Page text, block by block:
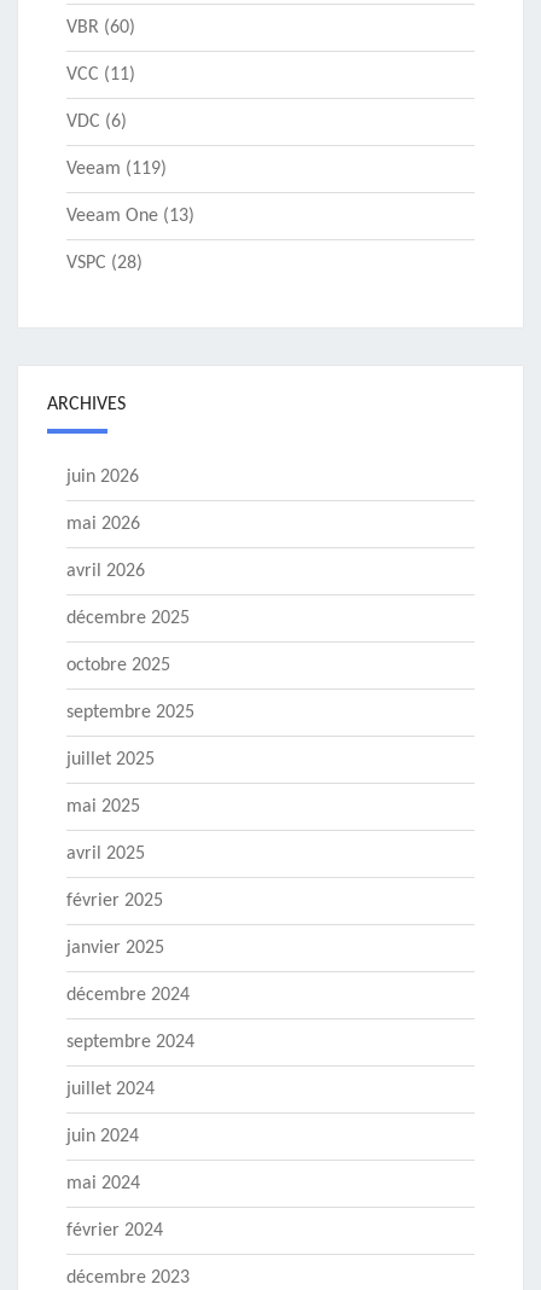
VBR (60)
VCC (11)
VDC (6)
Veeam (119)
Veeam One (13)
VSPC (28)
ARCHIVES
juin 2026
mai 2026
avril 2026
décembre 2025
octobre 2025
septembre 2025
juillet 2025
mai 2025
avril 2025
février 2025
janvier 2025
décembre 2024
septembre 2024
juillet 2024
juin 2024
mai 2024
février 2024
décembre 2023